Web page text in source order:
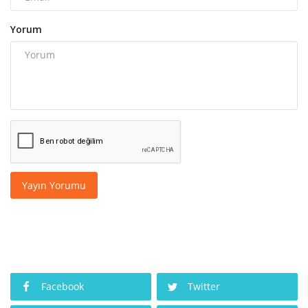
Yorum
Yayın Yorumu
Facebook Twitter